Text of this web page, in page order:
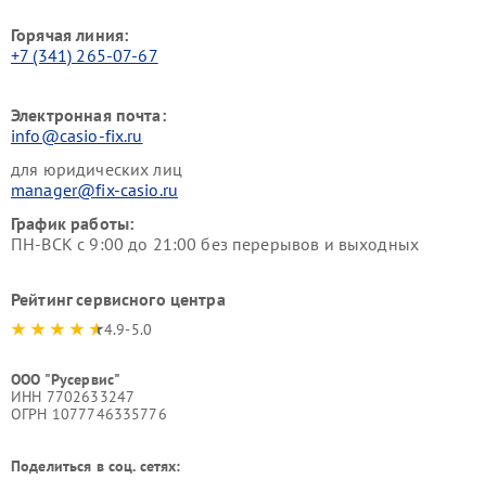
Горячая линия:
+7 (341) 265-07-67
Электронная почта:
info@casio-fix.ru
для юридических лиц
manager@fix-casio.ru
График работы:
ПН-ВСК с 9:00 до 21:00 без перерывов и выходных
Рейтинг сервисного центра
4.9-5.0
ООО "Русервис"
ИНН 7702633247
ОГРН 1077746335776
Поделиться в соц. сетях: